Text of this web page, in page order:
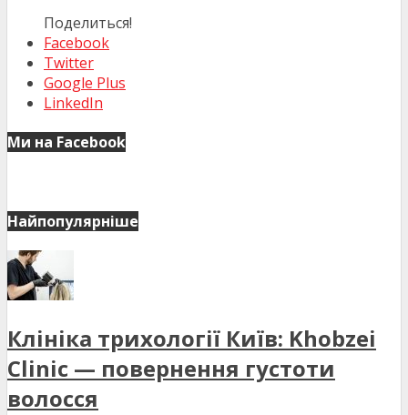
Поделиться!
Facebook
Twitter
Google Plus
LinkedIn
Ми на Facebook
Найпопулярніше
Клініка трихології Київ: Khobzei
Clinic — повернення густоти
волосся